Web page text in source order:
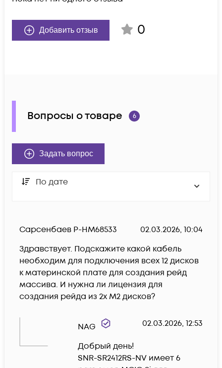
Добавить отзыв 0
Вопросы о товаре 6
Задать вопрос
По дате
Сарсенбаев Р-HM68533
02.03.2026, 10:04
Здравствует. Подскажите какой кабель
необходим для подключения всех 12 дисков
к материнской плате для создания рейд
массива. И нужна ли лицензия для
создания рейда из 2х М2 дисков?
NAG 02.03.2026, 12:53
Добрый день!
SNR-SR2412RS-NV имеет 6